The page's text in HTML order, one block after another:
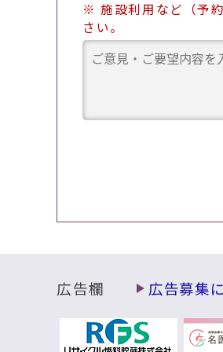
※ 施設利用など（予
さい。
広告欄 広告募集